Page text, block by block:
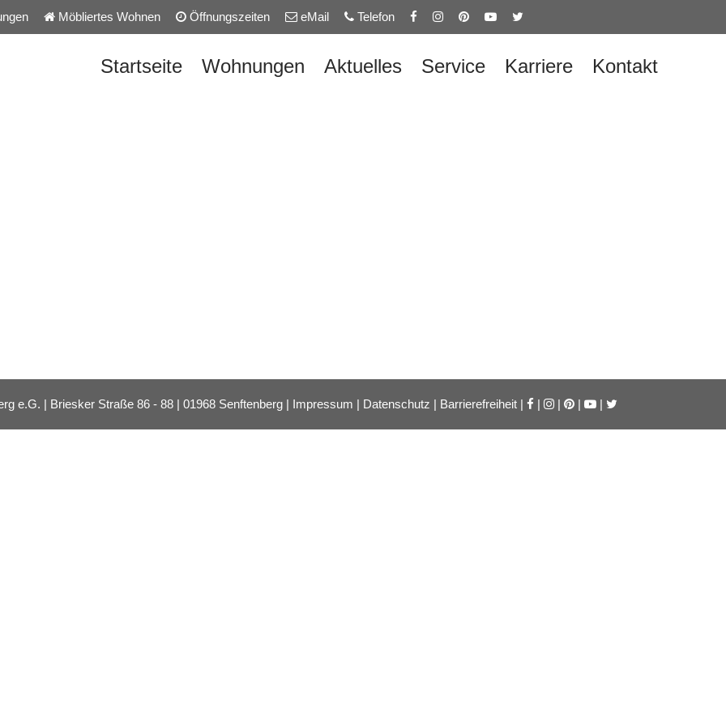
Möbliertes Wohnen Öffnungszeiten eMail Telefon
Startseite Wohnungen Aktuelles Service Karriere Kontakt
e.G. | Briesker Straße 86 - 88 | 01968 Senftenberg | Impressum | Datenschutz | Barrierefreiheit | | | | |